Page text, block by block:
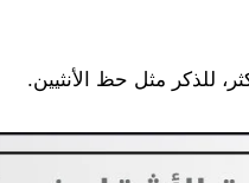
للذكر مثل حظ الأنثيين.